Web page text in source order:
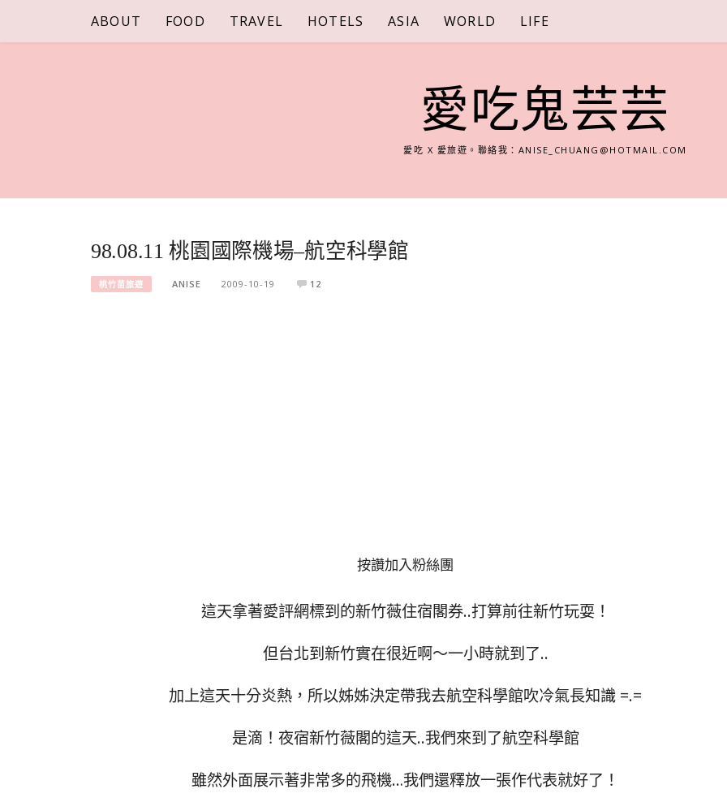
content
ABOUT FOOD TRAVEL HOTELS ASIA WORLD LIFE
愛吃鬼芸芸
愛吃 X 愛旅遊。聯絡我： ANISE_CHUANG@HOTMAIL.COM
98.08.11 桃園國際機場–航空科學館
桃竹苗旅遊 ANISE 2009-10-19 12
按讚加入粉絲團
這天拿著愛評網標到的新竹薇住宿閣券..打算前往新竹玩耍！
但台北到新竹實在很近啊～一小時就到了..
加上這天十分炎熱，所以姊姊決定帶我去航空科學館吹冷氣長知識 =.=
是滴！夜宿新竹薇閣的這天..我們來到了航空科學館
雖然外面展示著非常多的飛機…我們還釋放一張作代表就好了！